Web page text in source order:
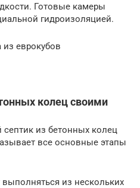
Готовые камеры
гидроизоляцией.
еврокубов
колец своими
из бетонных колец
все основные этапы
из нескольких